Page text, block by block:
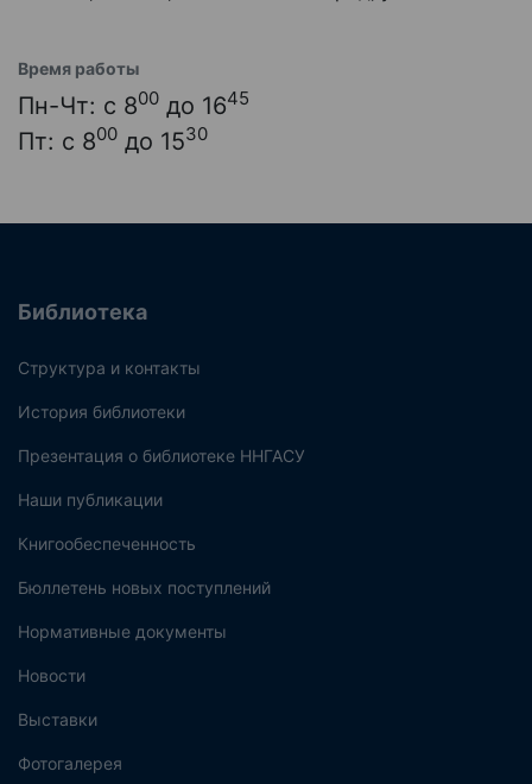
Время работы
Пн-Чт: с 800 до 1645
Пт: с 800 до 1530
Библиотека
Структура и контакты
История библиотеки
Презентация о библиотеке ННГАСУ
Наши публикации
Книгообеспеченность
Бюллетень новых поступлений
Нормативные документы
Новости
Выставки
Фотогалерея